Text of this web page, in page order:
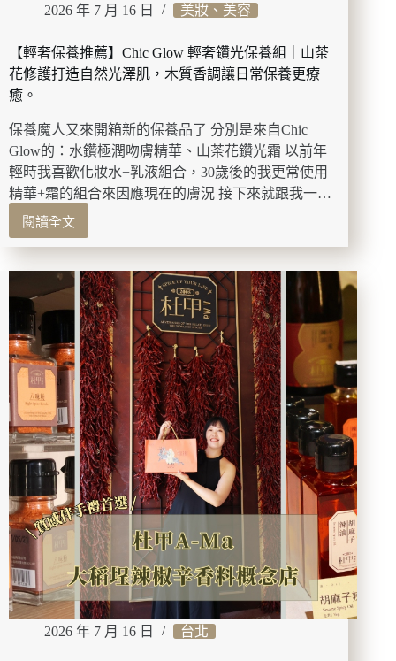
8
風
味
零
食
越
吃
越
涮
嘴
2026 年 7 月 16 日 美妝、美容
【輕奢保養推薦】Chic Glow 輕奢鑽光保養組｜山茶
花修護打造自然光澤肌，木質香調讓日常保養更療
癒。
保養魔人又來開箱新的保養品了 分別是來自Chic
Glow的：水鑽極潤吻膚精華、山茶花鑽光霜 以前年
輕時我喜歡化妝水+乳液組合，30歲後的我更常使用
精華+霜的組合來因應現在的膚況 接下來就跟我一…
閱讀全文
【輕
奢
養
薦】
Chic
Glow
輕
奢
鑽
光
保
養
組
｜
山
修
護
打
造
2026 年 7 月 16 日 台北